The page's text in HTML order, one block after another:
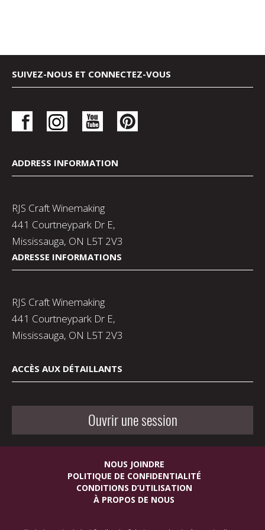
SUIVEZ-NOUS ET CONNECTEZ-VOUS
ADDRESS INFORMATION
RJS Craft Winemaking
441 Courtneypark Dr E,
Mississauga, ON L5T 2V3
ADRESSE INFORMATIONS
RJS Craft Winemaking
441 Courtneypark Dr E,
Mississauga, ON L5T 2V3
ACCÈS AUX DÉTAILLANTS
Ouvrir une session
NOUS JOINDRE
POLITIQUE DE CONFIDENTIALITÉ
CONDITIONS D’UTILISATION
À PROPOS DE NOUS